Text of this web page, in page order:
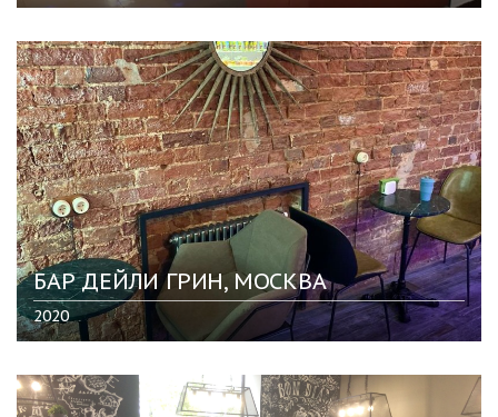
БАР ДЕЙЛИ ГРИН, МОСКВА
2020